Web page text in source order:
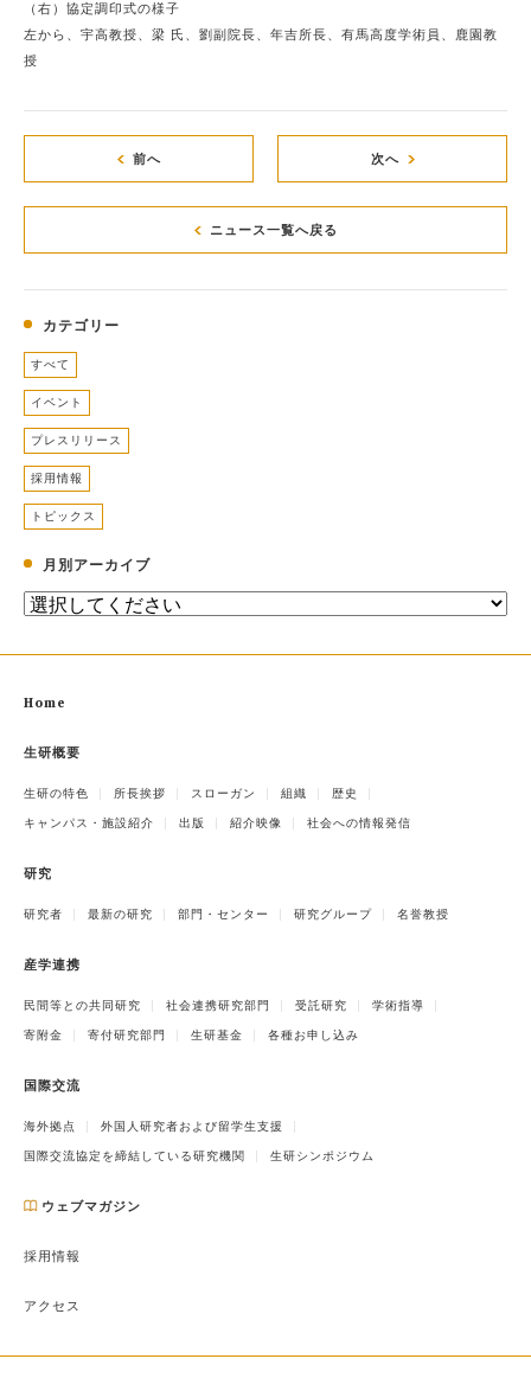
（右）協定調印式の様子
左から、宇高教授、梁 氏、劉副院長、年吉所長、有馬高度学術員、鹿園教
授
前へ 次へ
ニュース一覧へ戻る
カテゴリー
すべて
イベント
プレスリリース
採用情報
トピックス
月別アーカイブ
Home
生研概要
生研の特色 所長挨拶 スローガン 組織 歴史
キャンパス・施設紹介 出版 紹介映像 社会への情報発信
研究
研究者 最新の研究 部門・センター 研究グループ 名誉教授
産学連携
民間等との共同研究 社会連携研究部門 受託研究 学術指導
寄附金 寄付研究部門 生研基金 各種お申し込み
国際交流
海外拠点 外国人研究者および留学生支援
国際交流協定を締結している研究機関 生研シンポジウム
ウェブマガジン
採用情報
アクセス